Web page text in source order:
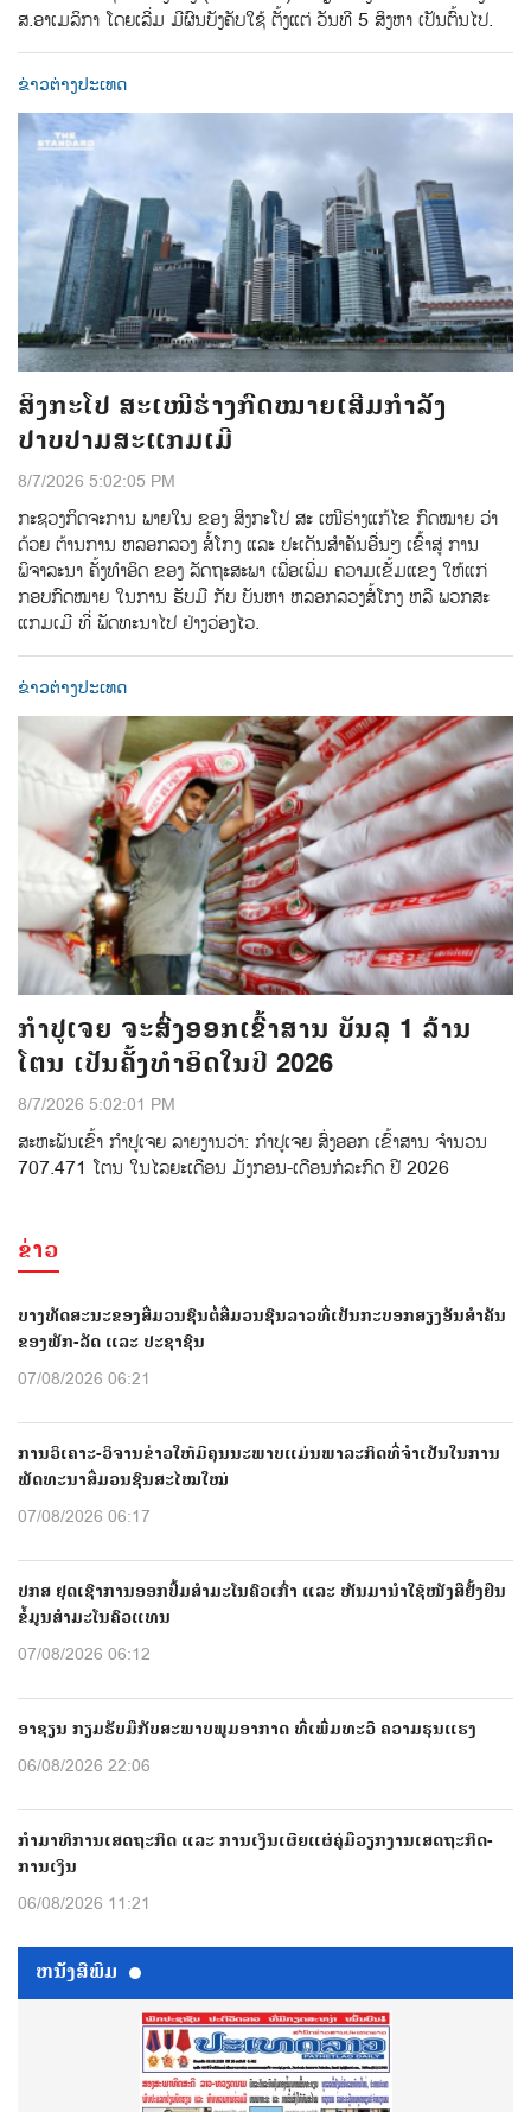
ສ.ອາເມລິກາ ໂດຍເລີ່ມ ມີຜົນບັງຄັບໃຊ້ ຕັ້ງແຕ່ ວັນທີ 5 ສິງຫາ ເປັນຕົ້ນໄປ.
ຂ່າວຕ່າງປະເທດ
ສິງກະໂປ ສະເໜີຮ່າງກົດໝາຍເສີມກຳລັງ
ປາບປາມສະແກມເມີ
8/7/2026 5:02:05 PM
ກະຊວງກິດຈະການ ພາຍໃນ ຂອງ ສິງກະໂປ ສະ ເໜີຮ່າງແກ້ໄຂ ກົດໝາຍ ວ່າ
ດ້ວຍ ຕ້ານການ ຫລອກລວງ ສໍ້ໂກງ ແລະ ປະເດັນສຳຄັນອື່ນໆ ເຂົ້າສູ່ ການ
ພິຈາລະນາ ຄັ້ງທຳອິດ ຂອງ ລັດຖະສະພາ ເພື່ອເພີ່ມ ຄວາມເຂັ້ມແຂງ ໃຫ້ແກ່
ກອບກົດໝາຍ ໃນການ ຮັບມື ກັບ ບັນຫາ ຫລອກລວງສໍ້ໂກງ ຫລື ພວກສະ
ແກມເມີ ທີ່ ພັດທະນາໄປ ຢ່າງວ່ອງໄວ.
ຂ່າວຕ່າງປະເທດ
ກຳປູເຈຍ ຈະສົ່ງອອກເຂົ້າສານ ບັນລຸ 1 ລ້ານ
ໂຕນ ເປັນຄັ້ງທຳອິດໃນປີ 2026
8/7/2026 5:02:01 PM
ສະຫະພັນເຂົ້າ ກຳປູເຈຍ ລາຍງານວ່າ: ກໍາປູເຈຍ ສົ່ງອອກ ເຂົ້າສານ ຈຳນວນ
707.471 ໂຕນ ໃນໄລຍະເດືອນ ມັງກອນ-ເດືອນກໍລະກົດ ປີ 2026
ຂ່າວ
ບາງທັດສະນະຂອງສື່ມວນຊົນຕໍ່ສື່ມວນຊົນລາວທີ່ເປັນກະບອກສຽງອັນສຳຄັນ
ຂອງພັກ-ລັດ ແລະ ປະຊາຊົນ
07/08/2026 06:21
ການວິເຄາະ-ວິຈານຂ່າວໃຫ້ມີຄຸນນະພາບແມ່ນພາລະກິດທີ່ຈຳເປັນໃນການ
ພັດທະນາສື່ມວນຊົນສະໄໝໃໝ່
07/08/2026 06:17
ປກສ ຢຸດເຊົາການອອກປື້ມສຳມະໂນຄົວເກົ່າ ແລະ ຫັນມານຳໃຊ້ໜັງສືຢັ້ງຢືນ
ຂໍ້ມູນສຳມະໂນຄົວແທນ
07/08/2026 06:12
ອາຊຽນ ກຽມຮັບມືກັບສະພາບພູມອາກາດ ທີ່ເພີ່ມທະວີ ຄວາມຮຸນແຮງ
06/08/2026 22:06
ກຳມາທິການເສດຖະກິດ ແລະ ການເງິນເຜີຍແຜ່ຄູ່ມືວຽກງານເສດຖະກິດ-
ການເງິນ
06/08/2026 11:21
ຫນ້ັງສືພິມ